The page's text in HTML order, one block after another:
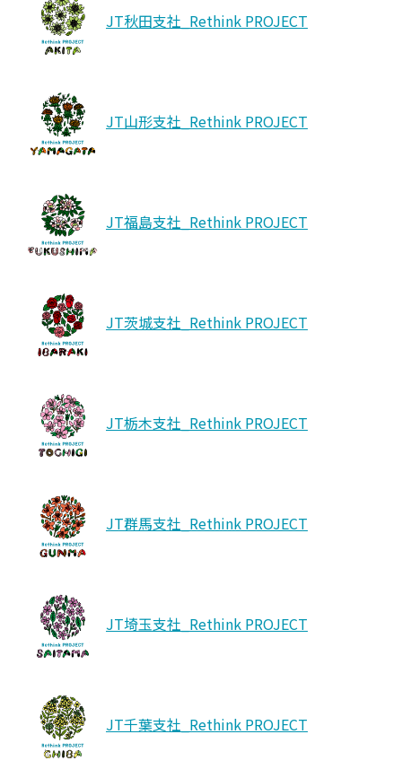
JT秋田支社_Rethink PROJECT
JT山形支社_Rethink PROJECT
JT福島支社_Rethink PROJECT
JT茨城支社_Rethink PROJECT
JT栃木支社_Rethink PROJECT
JT群馬支社_Rethink PROJECT
JT埼玉支社_Rethink PROJECT
JT千葉支社_Rethink PROJECT